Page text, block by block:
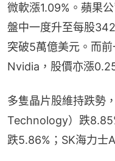
微軟漲1.09%。蘋果
盤中一度升至每股
突破5萬億美元。而
Nvidia，股價亦漲
多隻晶片股維持跌勢
Technology）跌
跌5.86%；SK海力士